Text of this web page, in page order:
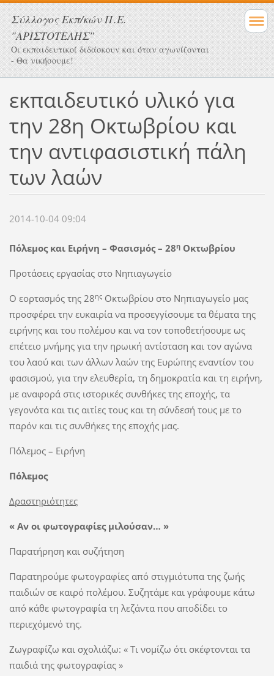
Σύλλογος Eκπ/κών Π.Ε.
"ΑΡΙΣΤΟΤΕΛΗΣ"
Οι εκπαιδευτικοί διδάσκουν και όταν αγωνίζονται
- Θα νικήσουμε!
εκπαιδευτικό υλικό για
την 28η Οκτωβρίου και
την αντιφασιστική πάλη
των λαών
2014-10-04 09:04
Πόλεμος και Ειρήνη – Φασισμός – 28ηΟκτωβρίου
Προτάσεις εργασίας στο Νηπιαγωγείο
Ο εορτασμός της 28ηςΟκτωβρίου στο Νηπιαγωγείο μας
προσφέρει την ευκαιρία να προσεγγίσουμε τα θέματα της
ειρήνης και του πολέμου και να τον τοποθετήσουμε ως
επέτειο μνήμης για την ηρωική αντίσταση και τον αγώνα
του λαού και των άλλων λαών της Ευρώπης εναντίον του
φασισμού, για την ελευθερία, τη δημοκρατία και τη ειρήνη,
με αναφορά στις ιστορικές συνθήκες της εποχής, τα
γεγονότα και τις αιτίες τους και τη σύνδεσή τους με το
παρόν και τις συνθήκες της εποχής μας.
Πόλεμος – Ειρήνη
Πόλεμος
Δραστηριότητες
« Αν οι φωτογραφίες μιλούσαν… »
Παρατήρηση και συζήτηση
Παρατηρούμε φωτογραφίες από στιγμιότυπα της ζωής
παιδιών σε καιρό πολέμου. Συζητάμε και γράφουμε κάτω
από κάθε φωτογραφία τη λεζάντα που αποδίδει το
περιεχόμενό της.
Ζωγραφίζω και σχολιάζω: « Τι νομίζω ότι σκέφτονται τα
παιδιά της φωτογραφίας »